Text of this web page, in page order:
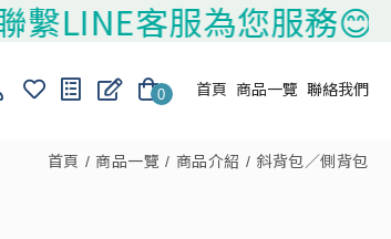
客服為您服務😊
0 首頁 商品一覽 聯絡我們
首頁 商品一覽 商品介紹 斜背包／側背包